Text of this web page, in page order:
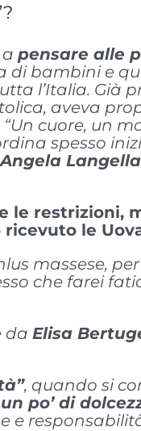
pensare alle
di bambini e
l’Italia. Già
aveva
cuore, un
spesso
Langella
le restrizioni,
le
massese,
che farei
da Elisa
, quando si
un po’ di
e